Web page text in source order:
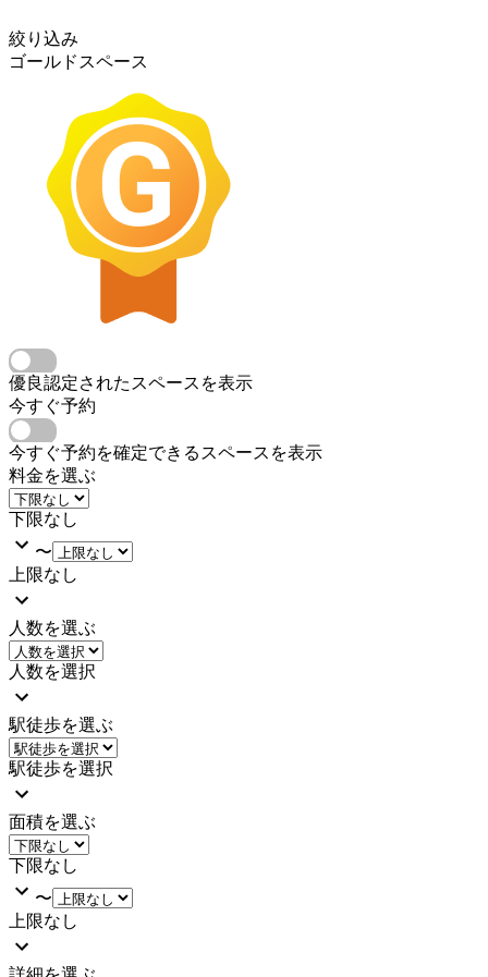
絞り込み
ゴールドスペース
優良認定されたスペースを表示
今すぐ予約
今すぐ予約を確定できるスペースを表示
料金を選ぶ
下限なし
〜
上限なし
人数を選ぶ
人数を選択
駅徒歩を選ぶ
駅徒歩を選択
面積を選ぶ
下限なし
〜
上限なし